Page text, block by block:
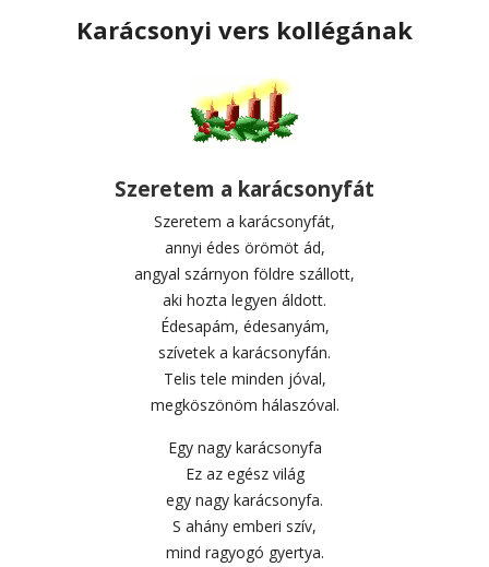
Karácsonyi vers kollégának
Szeretem a karácsonyfát
Szeretem a karácsonyfát,
annyi édes örömöt ád,
angyal szárnyon földre szállott,
aki hozta legyen áldott.
Édesapám, édesanyám,
szívetek a karácsonyfán.
Telis tele minden jóval,
megköszönöm hálaszóval.
Egy nagy karácsonyfa
Ez az egész világ
egy nagy karácsonyfa.
S ahány emberi szív,
mind ragyogó gyertya.